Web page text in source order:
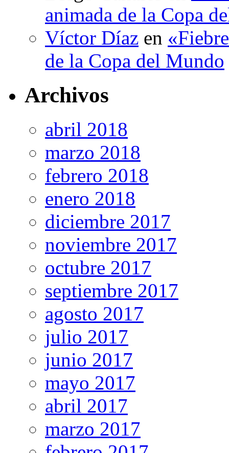
animada de la Copa
Víctor Díaz en
de la Copa del Mundo
Archivos
abril 2018
marzo 2018
febrero 2018
enero 2018
diciembre 2017
noviembre 2017
octubre 2017
septiembre 2017
agosto 2017
julio 2017
junio 2017
mayo 2017
abril 2017
marzo 2017